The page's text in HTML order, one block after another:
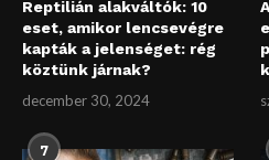
Reptilián alakváltók: 10
eset, amikor lencsevégre
kapták a jelenséget: rég
köztünk járnak?
december 30, 2024
7